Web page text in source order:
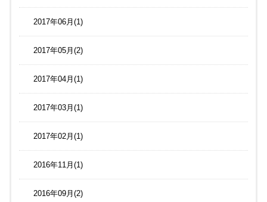
2017年06月(1)
2017年05月(2)
2017年04月(1)
2017年03月(1)
2017年02月(1)
2016年11月(1)
2016年09月(2)